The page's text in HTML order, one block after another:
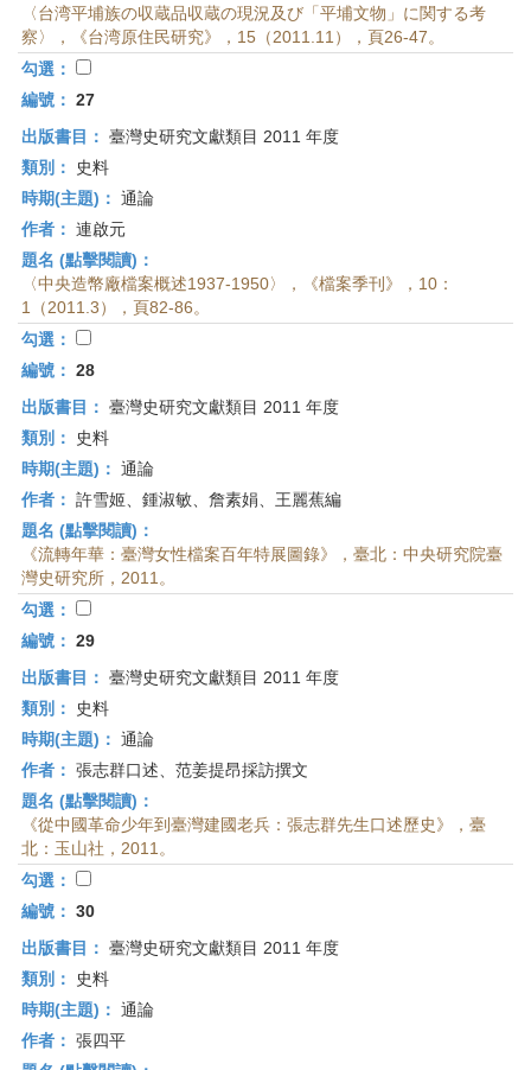
〈台湾平埔族の収蔵品収蔵の現況及び「平埔文物」に関する考
察〉，《台湾原住民研究》，15（2011.11），頁26-47。
勾選：
編號： 27
出版書目： 臺灣史研究文獻類目 2011 年度
類別：
史料
時期(主題)： 通論
作者： 連啟元
題名 (點擊閱讀)：
〈中央造幣廠檔案概述1937-1950〉，《檔案季刊》，10：
1（2011.3），頁82-86。
勾選：
編號： 28
出版書目： 臺灣史研究文獻類目 2011 年度
類別：
史料
時期(主題)： 通論
作者： 許雪姬、鍾淑敏、詹素娟、王麗蕉編
題名 (點擊閱讀)：
《流轉年華：臺灣女性檔案百年特展圖錄》，臺北：中央研究院臺
灣史研究所，2011。
勾選：
編號： 29
出版書目： 臺灣史研究文獻類目 2011 年度
類別：
史料
時期(主題)： 通論
作者： 張志群口述、范姜提昂採訪撰文
題名 (點擊閱讀)：
《從中國革命少年到臺灣建國老兵：張志群先生口述歷史》，臺
北：玉山社，2011。
勾選：
編號： 30
出版書目： 臺灣史研究文獻類目 2011 年度
類別：
史料
時期(主題)： 通論
作者： 張四平